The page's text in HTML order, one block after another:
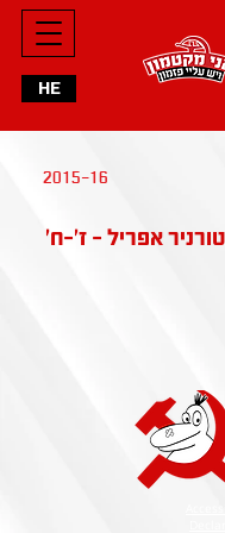
HE
2015-16
אפריל - ז'-ח'